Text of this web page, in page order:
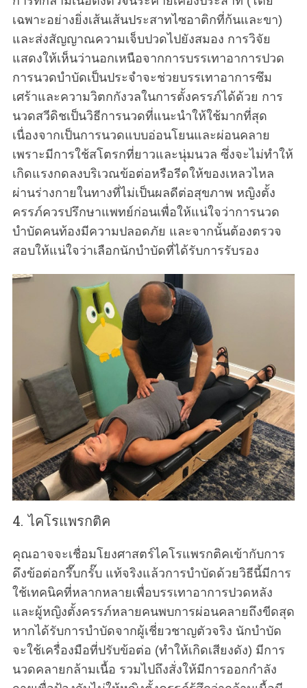
เฉพาะอย่างยิ่งเส้นเส้นประสาทไซอาติกที่ก้นและขา)
และส่งสัญญาณความเจ็บปวดไปยังสมอง การวิจัย
แสดงให้เห็นว่านอกเหนือจากการบรรเทาอาการปวด
การนวดบำบัดเป็นประจำจะช่วยบรรเทาอาการซึม
เศร้าและความวิตกกังวลในการตั้งครรภ์ได้ด้วย การ
นวดสวีดิชเป็นวิธีการนวดที่แนะนำให้ใช้มากที่สุด
เนื่องจากเป็นการนวดแบบอ่อนโยนและผ่อนคลาย
เพราะมีการใช้สโตรกที่ยาวและนุ่มนวล ซึ่งจะไม่ทำให้
เกิดแรงกดลงบริเวณข้อต่อหรือรีดให้ของเหลวไหล
ผ่านร่างกายในทางที่ไม่เป็นผลดีต่อสุขภาพ หญิงตั้ง
ครรภ์ควรปรึกษาแพทย์ก่อนเพื่อให้แน่ใจว่าการนวด
บำบัดคนท้องมีความปลอดภัย และจากนั้นต้องตรวจ
สอบให้แน่ใจว่าเลือกนักบำบัดที่ได้รับการรับรอง
4. ไคโรแพรกติค
คุณอาจจะเชื่อมโยงศาสตร์ไคโรแพรกติคเข้ากับการ
ดึงข้อต่อกรึ๊บกรั๊บ แท้จริงแล้วการบำบัดด้วยวิธีนี้มีการ
ใช้เทคนิคที่หลากหลายเพื่อบรรเทาอาการปวดหลัง
และผู้หญิงตั้งครรภ์หลายคนพบการผ่อนคลายถึงขีดสุด
หากได้รับการบำบัดจากผู้เชี่ยวชาญตัวจริง นักบำบัด
จะใช้เครื่องมือที่ปรับข้อต่อ (ทำให้เกิดเสียงดัง) มีการ
นวดคลายกล้ามเนื้อ รวมไปถึงสั่งให้มีการออกกำลัง